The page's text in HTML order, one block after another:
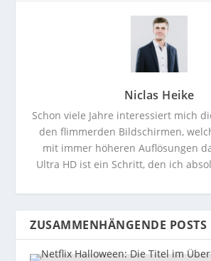
Niclas Heike
Schon viele Jahre interessiert mich
den flimmerden Bildschirmen,
mit immer höheren Auflösungen
Ultra HD ist ein Schritt, den ich
ZUSAMMENHÄNGENDE POSTS